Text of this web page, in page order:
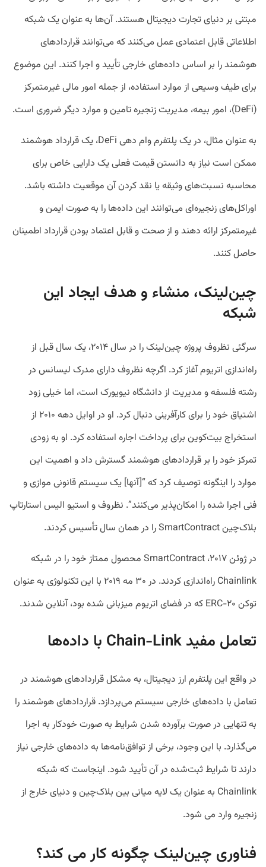
مبتنی بر دنیای تجارت دیجیتال هستند. آ‌ن‌ها به عنوان یک شبکه
اطلاعاتی قابل اعتمادی عمل می‌کنند که می‌توانند قراردادهای
هوشمند را بر اساس داده‌های خارجی تأیید و اجرا کنند. این موضوع
برای طیف وسیعی از موارد استفاده، از جمله امور مالی غیرمتمرکز
(DeFi)، امور بیمه، مدیریت زنجیره تامین و موارد دیگر ضروری است.
به عنوان مثال، در یک پلتفرم وام دهی DeFi، یک قرارداد هوشمند
ممکن است نیاز به دانستن قیمت فعلی یک دارایی خاص برای
محاسبه نسبت‌های وثیقه یا نقد کردن آن موقعیت داشته باشد.
اوراکل‌های زنجیره‌ای می‌توانند این داده‌ها را به صورت ایمن و
غیرمتمرکز ارائه دهند و از صحت و قابل اعتماد بودن قرارداد اطمینان
حاصل کنند.
چین‌لینک، منشاء و هدف ایجاد این
شبکه
سرگئی نظروف پروژه چین‌لینک را در سال ۲۰۱۴، یک سال قبل از
راه‌اندازی اتریوم آغاز کرد. اگرچه نظروف دارای مدرک لیسانس در
رشته فلسفه و مدیریت از دانشگاه نیویورک است، اما خیلی زود
اشتیاق خود را برای کارآفرینی دنبال کرد. او در اوایل دهه ۲۰۱۰ از
استخراج بیت‌کوین برای پرداخت اجاره استفاده کرد. او به زودی
تمرکز خود را بر قرارداد‌های هوشمند گسترش داد و اهمیت این
موارد را اینگونه توصیف کرد که “[آنها] یک سیستم قانونی موازی و
فنی اجرا شده را امکان‌پذیر می‌کنند”. نظروف و استیو الیس استارتاپ
بلاک‌چین SmartContract را در همان سال تأسیس کردند.
در ژوئن ۲۰۱۷، SmartContract محصول ممتاز خود را در شبکه
Chainlink راه‌اندازی کردند. در ۳۰ مه ۲۰۱۹ با این تکنولوژی به عنوان
توکن ERC-۲۰ که در فضای اتریوم میزبانی شده بود، آنلاین شدند.
تعامل مفید Chain-Link با داده‌ها
در واقع این پلتفرم ارز دیجیتال، به مشکل قراردادهای هوشمند در
تعامل با داده‌های خارجی سیستم می‌پردازد. قراردادهای هوشمند را
به تنهایی در صورت برآورده شدن شرایط به صورت خودکار به اجرا
می‌گذارد. با این وجود، برخی از توافق‌نامه‌‌ها به داده‌های خارجی نیاز
دارند تا شرایط ثبت‌شده در آن تأیید شود. اینجاست که شبکه
Chainlink به عنوان یک لایه میانی بین بلاک‌چین و دنیای خارج از
زنجیره وارد می شود.
فناوری چین‌لینک چگونه کار می کند؟